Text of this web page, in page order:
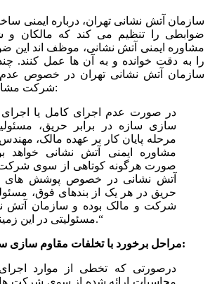
سازمان آتش نشانی تهران، درباره ایمنی
ضوابطی را تنظیم می کند که مالکان
مشاوره ایمنی آتش نشانی، موظف اند این
را به دقت خوانده و به آن ها عمل کنند. چند
سازمان آتش نشانی تهران در خصوص
شرکت مشاوره به شرح ذیل است:
سازی سازه در برابر حریق،
مرحله پایان کار بر عهده مالک،
مشاوره ایمنی آتش نشانی خواهد
صورت هرگونه کوتاهی از سوی شرکت
آتش نشانی در خصوص پوشش های
حریق در هر یک از بندهای فوق،
شرکت و مالک بوده و سازمان آتش
مسئولیتی در این زمینه نخواهد داشت.“
مراحل برخورد با تخلفات مقاوم سازی سازه به شرح ذیل است:
محاسبات ارائه شده از سوی شرکت